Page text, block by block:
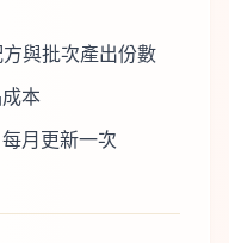
與批次產出份數
本
月更新一次